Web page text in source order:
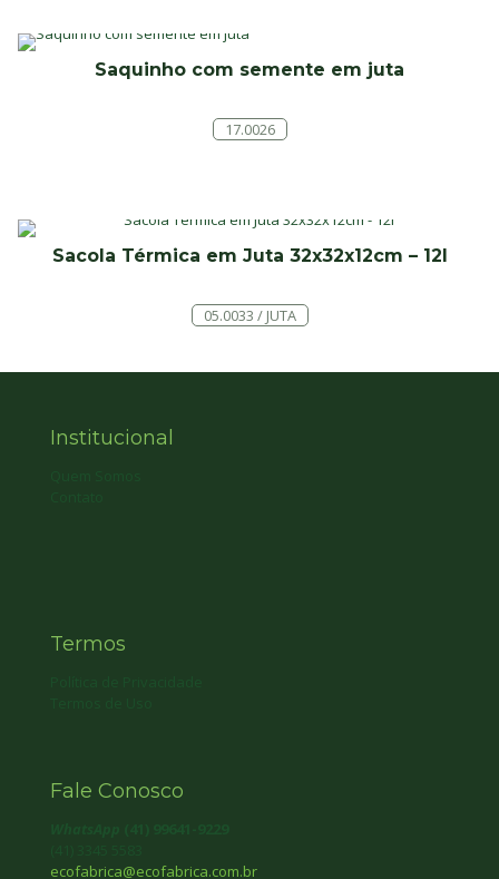
Saquinho com semente em juta
17.0026
Sacola Térmica em Juta 32x32x12cm – 12l
05.0033 / JUTA
Institucional
Termos
Fale Conosco
ecofabrica@ecofabrica.com.br